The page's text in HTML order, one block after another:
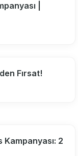
|
Fırsat!
2